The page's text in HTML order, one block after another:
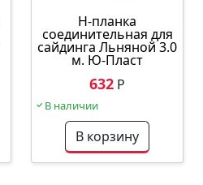
Н-планка
соединительная для
сайдинга Льняной 3.0
м. Ю-Пласт
632 Р
В наличии
В корзину